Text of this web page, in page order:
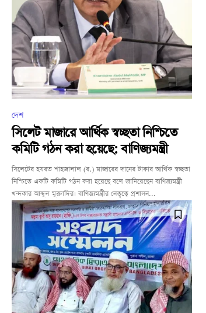
দেশ
সিলেট মাজারে আর্থিক স্বচ্ছতা নিশ্চিতে
কমিটি গঠন করা হয়েছে: বাণিজ্যমন্ত্রী
সিলেটের হযরত শাহজালাল (র.) মাজারের দানের টাকার আর্থিক স্বচ্ছতা
নিশ্চিতে একটি কমিটি গঠন করা হয়েছে বলে জানিয়েছেন বাণিজ্যমন্ত্রী
খন্দকার আব্দুল মুক্তাদির। বাণিজ্যমন্ত্রীর নেতৃত্বে প্রশাসন...